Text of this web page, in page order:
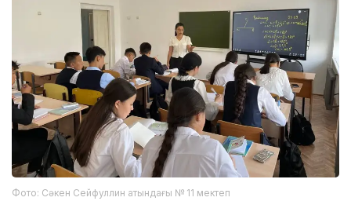
Фото: Сәкен Сейфуллин атындағы № 11 мектеп